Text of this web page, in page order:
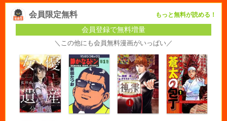
会員限定無料 もっと無料が読める！
会員登録で無料増量
＼この他にも会員無料漫画がいっぱい／